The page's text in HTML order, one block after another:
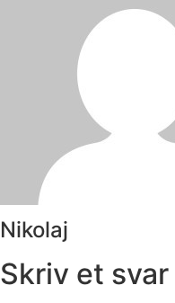
Nikolaj
Skriv et svar